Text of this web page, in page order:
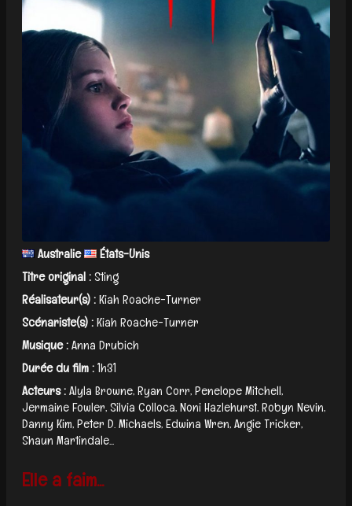
Australie
États-Unis
Titre original :Sting
Réalisateur(s) :Kiah Roache-Turner
Scénariste(s) :Kiah Roache-Turner
Musique :Anna Drubich
Durée du film :1h31
Acteurs :Alyla Browne, Ryan Corr, Penelope Mitchell,
Jermaine Fowler, Silvia Colloca, Noni Hazlehurst, Robyn Nevin,
Danny Kim, Peter D. Michaels, Edwina Wren, Angie Tricker,
Shaun Martindale...
Elle a faim...